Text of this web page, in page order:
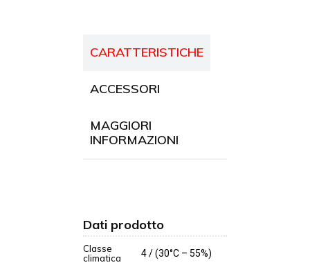
CARATTERISTICHE
ACCESSORI
MAGGIORI
INFORMAZIONI
Dati prodotto
Classe
climatica
4 / (30°C – 55%)